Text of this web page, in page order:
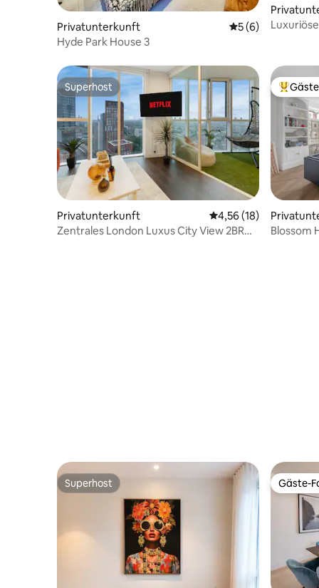
Privatunterkunft Durchschnittliche
5 (6)
Hyde Park House 3
Superhost
Superhost
Privatunterkunft Durchschnittliche
4,56 (18)
Zentrales London Luxus City View 2BR
Blossom
Superhost
Superhost Gäste-
Gäste-